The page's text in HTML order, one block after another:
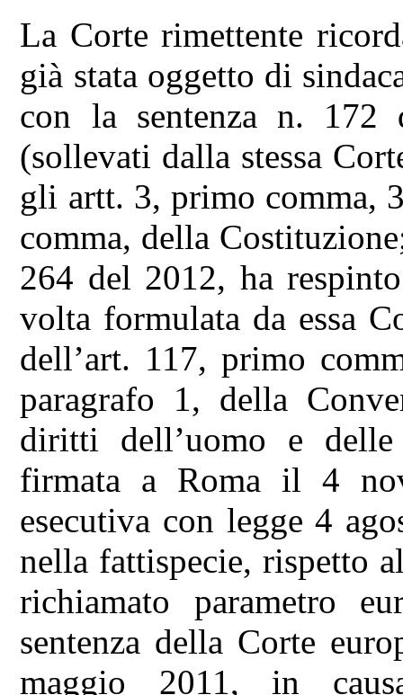
La Corte rimettente
già stata oggetto di
con la sentenza n.
(sollevati dalla stessa
gli artt. 3, primo comma,
comma, della
264 del 2012, ha
volta formulata da essa
dell’art. 117, primo
paragrafo 1, della
diritti dell’uomo e
firmata a Roma il 4
esecutiva con legge 4
nella fattispecie, rispetto
richiamato parametro
sentenza della Corte
maggio 2011, in